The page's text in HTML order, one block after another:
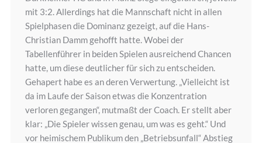
mit 3:2. Allerdings hat die Mannschaft nicht in allen
Spielphasen die Dominanz gezeigt, auf die Hans-
Christian Damm gehofft hatte. Wobei der
Tabellenführer in beiden Spielen ausreichend Chancen
hatte, um diese deutlicher für sich zu entscheiden.
Gehapert habe es an deren Verwertung. „Vielleicht ist
da im Laufe der Saison etwas die Konzentration
verloren gegangen“, mutmaßt der Coach. Er stellt aber
klar: „Die Spieler wissen genau, um was es geht.“ Und
vor heimischem Publikum den „Betriebsunfall“ Abstieg